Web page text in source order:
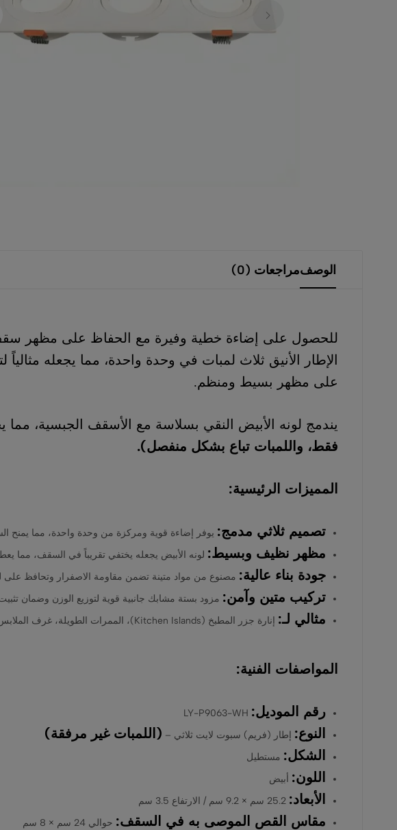
الجودة
المنازل
والمشاريع
بأفضل
وخدمة
موثوقة
الوصفمراجعات (0)
للحصول على إضاءة خطية وفيرة مع الحفاظ على مظهر سقف
الإطار الأنيق ثلاث لمبات في وحدة واحدة، مما يجعله
على مظهر بسيط ومنظم.
يندمج لونه الأبيض النقي بسلاسة مع الأسقف الجبسية،
فقط، واللمبات تباع بشكل منفصل).
المميزات الرئيسية:
تصميم ثلاثي مدمج: يوفر إضاءة قوية ومركزة من وحدة واحدة، مما يمنح
مظهر نظيف وبسيط: لونه الأبيض يجعله يختفي تقريباً في السقف، مما
جودة بناء عالية: مصنوع من مواد متينة تضمن مقاومة الاصفرار وتحافظ على
تركيب متين وآمن: مزود بستة مشابك جانبية قوية لتوزيع الوزن وضمان
مثالي لـ: إنارة جزر المطبخ (Kitchen Islands)، الممرات الطويلة، غرف الملابس، والمكاتب التي تتطلب إضاءة وفيرة وموجهة.
المواصفات الفنية:
رقم الموديل:
النوع: إطار (فريم) سبوت لايت ثلاثي – (اللمبات غير مرفقة)
الشكل: مستطيل
اللون: أبيض
الأبعاد: 25.2 سم × 9.2 سم / الارتفاع 3.5 سم
مقاس القص الموصى به في السقف: حوالي 24 سم × 8 سم